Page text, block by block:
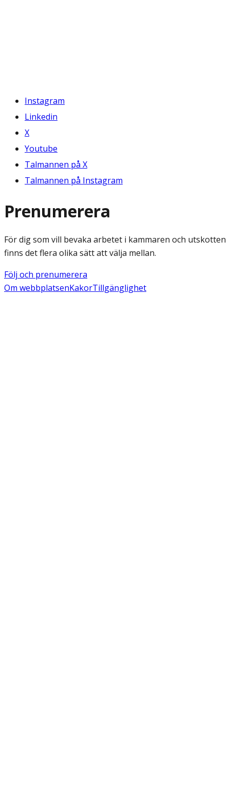
Instagram
Linkedin
X
Youtube
Talmannen på X
Talmannen på Instagram
Prenumerera
För dig som vill bevaka arbetet i kammaren och utskotten
finns det flera olika sätt att välja mellan.
Följ och prenumerera
Om webbplatsenKakorTillgänglighet